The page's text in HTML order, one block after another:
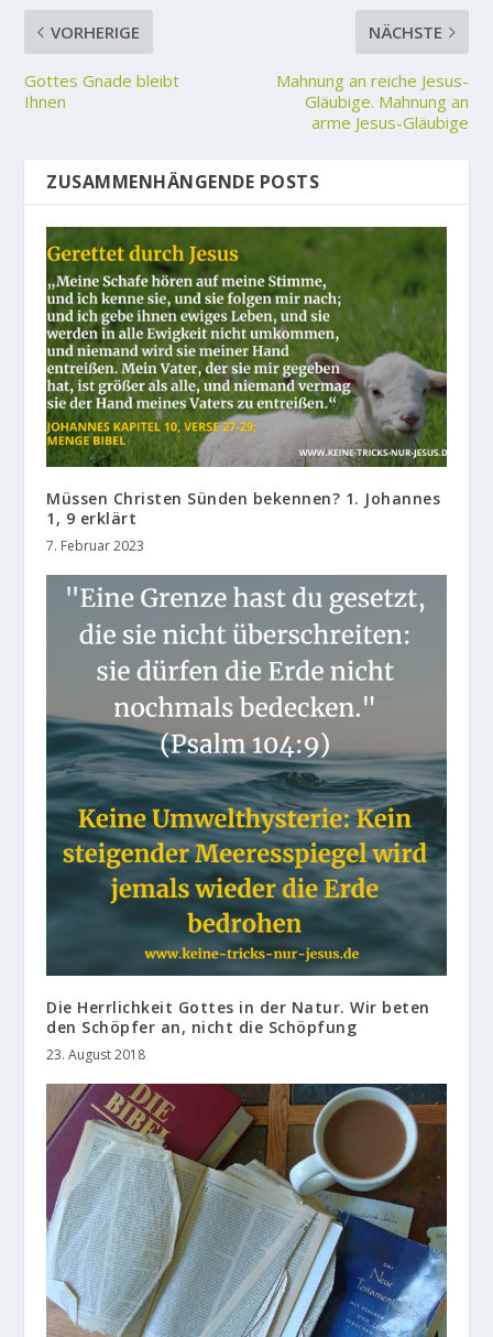
VORHERIGE
Gottes Gnade bleibt
Ihnen
NÄCHSTE
Mahnung an reiche Jesus-
Gläubige. Mahnung an
arme Jesus-Gläubige
ZUSAMMENHÄNGENDE POSTS
Müssen Christen Sünden bekennen? 1. Johannes
1, 9 erklärt
7. Februar 2023
Die Herrlichkeit Gottes in der Natur. Wir beten
den Schöpfer an, nicht die Schöpfung
23. August 2018